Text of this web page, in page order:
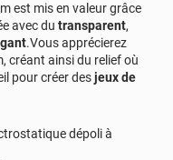
est mis en valeur grâce
avec du transparent,
.Vous apprécierez
créant ainsi du relief où
pour créer desjeux de
dépoli à